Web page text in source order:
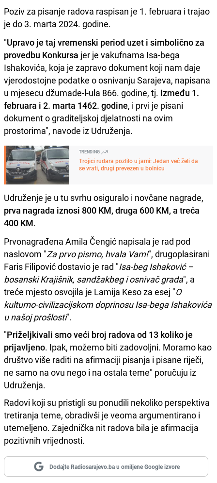
Poziv za pisanje radova raspisan je 1. februara i trajao
je do 3. marta 2024. godine.
"Upravo je taj vremenski period uzet i simbolično za
provedbu Konkursa jer je vakufnama Isa-bega
Ishakovića, koja je zapravo dokument koji nam daje
vjerodostojne podatke o osnivanju Sarajeva, napisana
u mjesecu džumade-l-ula 866. godine, tj. između 1.
februara i 2. marta 1462. godine, i prvi je pisani
dokument o graditeljskoj djelatnosti na ovim
prostorima", navode iz Udruženja.
TRENDING
Trojici rudara pozlilo u jami: Jedan već želi da
se vrati, drugi prevezen u bolnicu
Udruženje je u tu svrhu osiguralo i novčane nagrade,
prva nagrada iznosi 800 KM, druga 600 KM, a treća
400 KM.
Prvonagrađena Amila Čengić napisala je rad pod
naslovom "Za prvo pismo, hvala Vam!", drugoplasirani
Faris Filipović dostavio je rad "Isa-beg Ishaković –
bosanski Krajišnik, sandžakbeg i osnivač grada", a
treće mjesto osvojila je Lamija Keso za esej "O
kulturno-civilizacijskom doprinosu Isa-bega Ishakovića
u našoj prošlosti".
"Priželjkivali smo veći broj radova od 13 koliko je
prijavljeno. Ipak, možemo biti zadovoljni. Moramo kao
društvo više raditi na afirmaciji pisanja i pisane riječi,
ne samo na ovu nego i na ostala teme" poručuju iz
Udruženja.
Radovi koji su pristigli su ponudili nekoliko perspektiva
tretiranja teme, obradivši je veoma argumentirano i
utemeljeno. Zajednička nit radova bila je afirmacija
pozitivnih vrijednosti.
Dodajte Radiosarajevo.ba u omiljene Google izvore